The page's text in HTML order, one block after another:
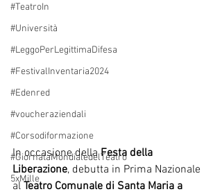
#TeatroIn
#Università
#LeggoPerLegittimaDifesa
#FestivalInventaria2024
#Edenred
#voucheraziendali
#Corsodiformazione
#GiornataMondialedelTeatro
5xMille
In occasione della Festa della
Liberazione, debutta in Prima Nazionale
al Teatro Comunale di Santa Maria a